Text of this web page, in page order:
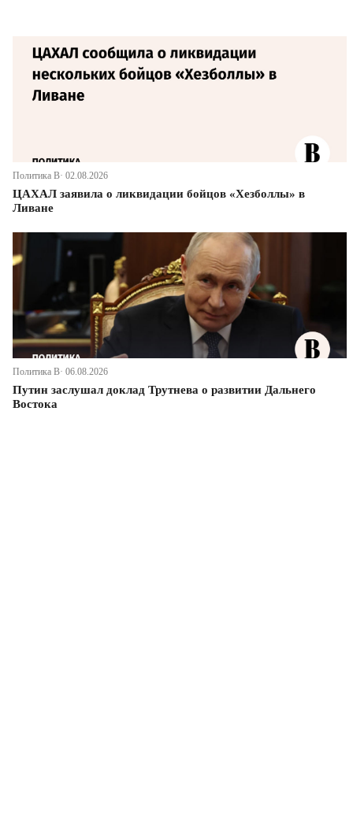
Политика В· 02.08.2026
ЦАХАЛ заявила о ликвидации бойцов «Хезболлы» в
Ливане
Политика В· 06.08.2026
Путин заслушал доклад Трутнева о развитии Дальнего
Востока